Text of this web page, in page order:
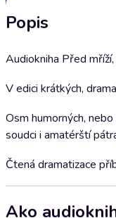
Popis
Audiokniha Před
V edici krátkých,
Osm humorných,
soudci i amatérští
Čtená dramatizace
Ako